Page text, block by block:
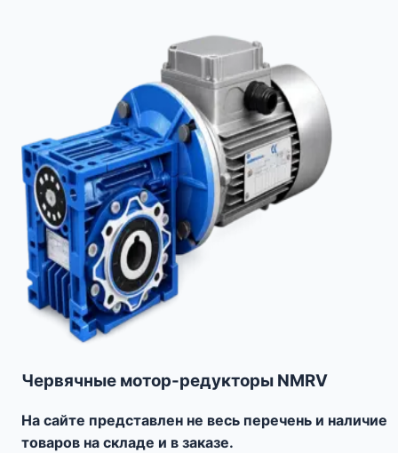
Червячные мотор-редукторы NMRV
На сайте представлен не весь перечень и наличие
товаров на складе и в заказе.